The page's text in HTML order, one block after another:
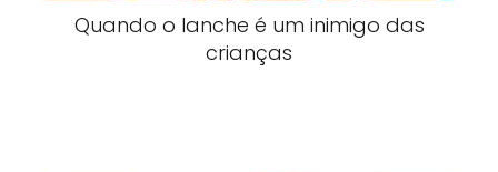
Quando o lanche é um inimigo das
crianças